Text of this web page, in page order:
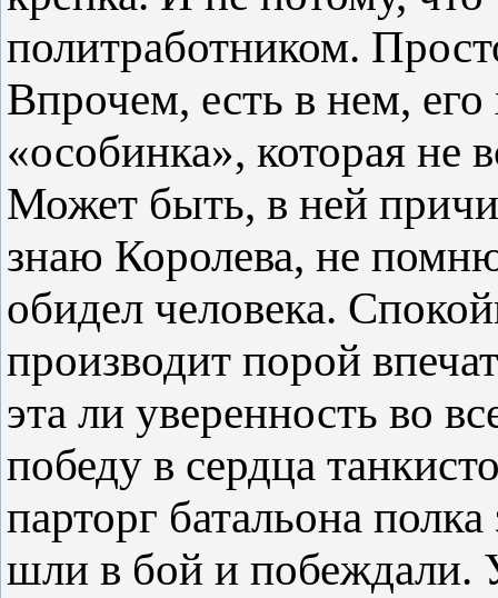
политработником.
Впрочем, есть в нем, его
«особинка», которая не
Может быть, в ней
знаю Королева, не
обидел человека.
производит порой
эта ли уверенность во
победу в сердца
парторг батальона
шли в бой и побеждали.